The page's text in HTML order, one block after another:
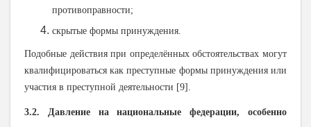
противоправности;
скрытые формы принуждения.
Подобные действия при определённых обстоятельствах могут
квалифицироваться как преступные формы принуждения или
участия в преступной деятельности [9].
3.2. Давление на национальные федерации, особенно